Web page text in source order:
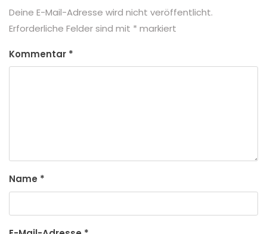
Deine E-Mail-Adresse wird nicht veröffentlicht.
Erforderliche Felder sind mit * markiert
Kommentar *
Name *